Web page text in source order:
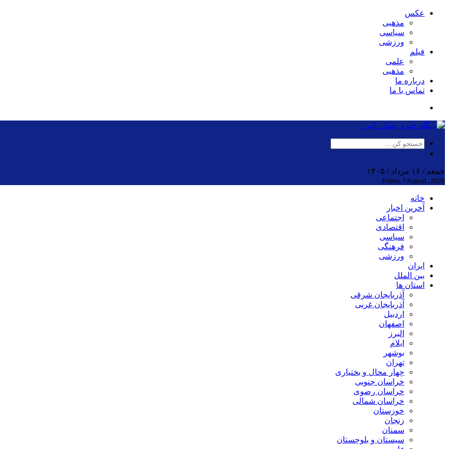
عکس
مذهبی
سیاسی
ورزشی
فیلم
علمی
مذهبی
درباره ما
تماس با ما
جمعه / ۱۶ مرداد / ۱۴۰۵
Friday, 7 August , 2026
خانه
آخرین اخبار
اجتماعی
اقتصادی
سیاسی
فرهنگی
ورزشی
ایران
بین الملل
استان ها
آذربایجان شرقی
آذربایجان غربی
اردبیل
اصفهان
البرز
ایلام
بوشهر
تهران
چهار محال و بختیاری
خراسان جنوبی
خراسان رضوی
خراسان شمالی
خوزستان
زنجان
سمنان
سیستان و بلوچستان